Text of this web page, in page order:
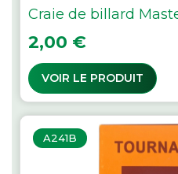
Craie de billard
Prix
2,00 €
VOIR LE PRODUIT
A241B